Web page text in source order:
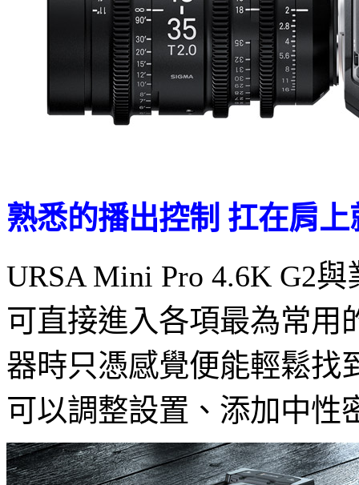
熟悉的播出控制 扛在肩
URSA Mini Pro 4.6K G2
可直接進入各項最為常用
器時只憑感覺便能輕鬆找
可以調整設置、添加中性